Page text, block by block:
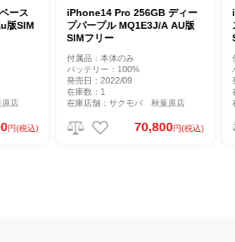
iPhone14 Pro 256GB ディー
プパープル MQ1E3J/A AU版
付属品：本体のみ
バッテリー：100%
発売日：2022/09
在庫店舗：サクモバ 秋葉原店
70,800 円(税込)
iPhone14 Pro
スブラック
付属品：本体の
バッテリー：
発売日：2022/09
在庫店舗：サク